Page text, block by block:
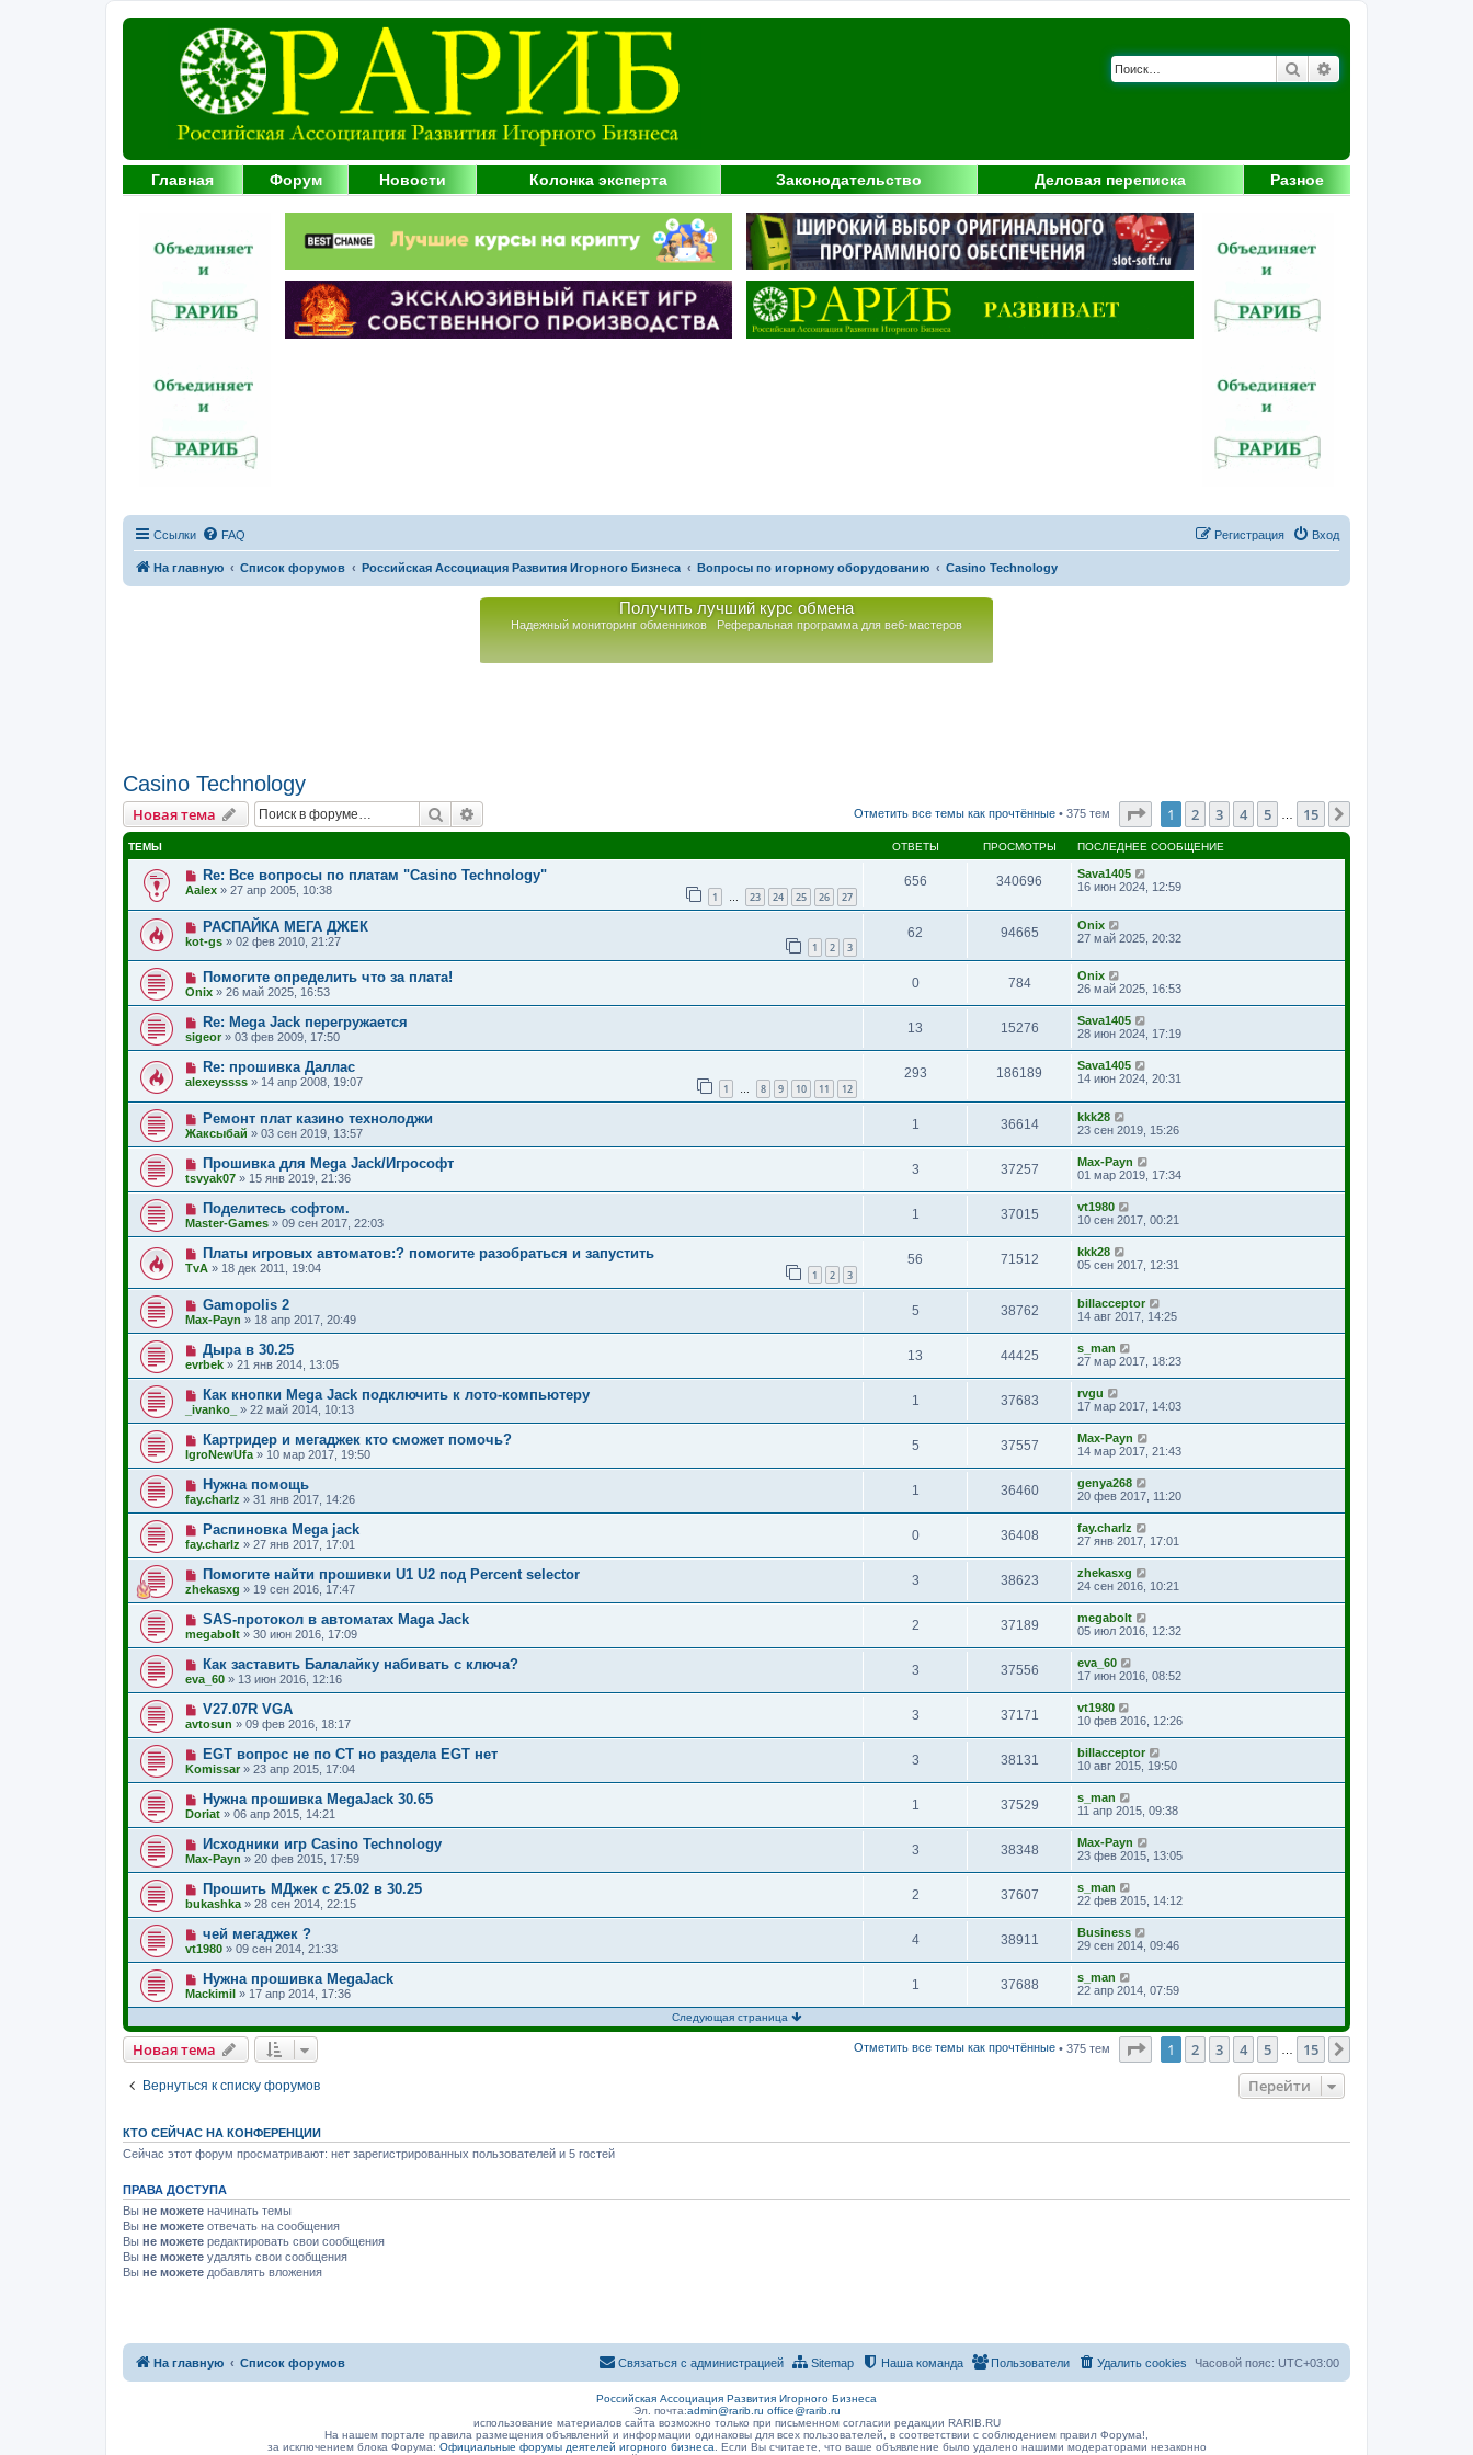
Поиск
Главная Форум Новости Колонка эксперта Законодательство Деловая переписка Разное
Ссылки FAQ Вход
Регистрация
На главную Список форумов Российская Ассоциация Развития Игорного Бизнеса Вопросы по игорному оборудованию Casino Technology
Получить лучший курс обмена
Надежный мониторинг обменников Реферальная программа для веб-мастеров
Casino Technology
Новая тема Поиск Отметить все темы как прочтённые • 375 тем Страница1 из 15
1 2 3 4 5 15
ТЕМЫ ОТВЕТЫ ПРОСМОТРЫ ПОСЛЕДНЕЕ СООБЩЕНИЕ
Re: Все вопросы по платам "Casino Technology"
Aalex » 27 апр 2005, 10:38 1 … 23 24 25 26 27
656 340696
Sava1405
16 июн 2024, 12:59
РАСПАЙКА МЕГА ДЖЕК
kot-gs » 02 фев 2010, 21:27 1 2 3
62 94665
Onix
27 май 2025, 20:32
Помогите определить что за плата!
Onix » 26 май 2025, 16:53
0 784
Onix
26 май 2025, 16:53
Re: Mega Jack перегружается
sigeor » 03 фев 2009, 17:50
13 15276
Sava1405
28 июн 2024, 17:19
Re: прошивка Даллас
alexeyssss » 14 апр 2008, 19:07 1 … 8 9 10 11 12
293 186189
Sava1405
14 июн 2024, 20:31
Ремонт плат казино технолоджи
Жаксыбай » 03 сен 2019, 13:57
1 36614
kkk28
23 сен 2019, 15:26
Прошивка для Mega Jack/Игрософт
tsvyak07 » 15 янв 2019, 21:36
3 37257
Max-Payn
01 мар 2019, 17:34
Поделитесь софтом.
Master-Games » 09 сен 2017, 22:03
1 37015
vt1980
10 сен 2017, 00:21
Платы игровых автоматов:? помогите разобраться и запустить
TvA » 18 дек 2011, 19:04 1 2 3
56 71512
kkk28
05 сен 2017, 12:31
Gamopolis 2
Max-Payn » 18 апр 2017, 20:49
5 38762
billacceptor
14 авг 2017, 14:25
Дыра в 30.25
evrbek » 21 янв 2014, 13:05
13 44425
s_man
27 мар 2017, 18:23
Как кнопки Mega Jack подключить к лото-компьютеру
_ivanko_ » 22 май 2014, 10:13
1 37683
rvgu
17 мар 2017, 14:03
Картридер и мегаджек кто сможет помочь?
IgroNewUfa » 10 мар 2017, 19:50
5 37557
Max-Payn
14 мар 2017, 21:43
Нужна помощь
fay.charlz » 31 янв 2017, 14:26
1 36460
genya268
20 фев 2017, 11:20
Распиновка Mega jack
fay.charlz » 27 янв 2017, 17:01
0 36408
fay.charlz
27 янв 2017, 17:01
Помогите найти прошивки U1 U2 под Percent selector
zhekasxg » 19 сен 2016, 17:47
3 38623
zhekasxg
24 сен 2016, 10:21
SAS-протокол в автоматах Maga Jack
megabolt » 30 июн 2016, 17:09
2 37189
megabolt
05 июл 2016, 12:32
Как заставить Балалайку набивать с ключа?
eva_60 » 13 июн 2016, 12:16
3 37556
eva_60
17 июн 2016, 08:52
V27.07R VGA
avtosun » 09 фев 2016, 18:17
3 37171
vt1980
10 фев 2016, 12:26
EGT вопрос не по СТ но раздела EGT нет
Komissar » 23 апр 2015, 17:04
3 38131
billacceptor
10 авг 2015, 19:50
Нужна прошивка MegaJack 30.65
Doriat » 06 апр 2015, 14:21
1 37529
s_man
11 апр 2015, 09:38
Исходники игр Casino Technology
Max-Payn » 20 фев 2015, 17:59
3 38348
Max-Payn
23 фев 2015, 13:05
Прошить МДжек с 25.02 в 30.25
bukashka » 28 сен 2014, 22:15
2 37607
s_man
22 фев 2015, 14:12
чей мегаджек ?
vt1980 » 09 сен 2014, 21:33
4 38911
Business
29 сен 2014, 09:46
Нужна прошивка MegaJack
Mackimil » 17 апр 2014, 17:36
1 37688
s_man
22 апр 2014, 07:59
Следующая страница
Новая тема Отметить все темы как прочтённые • 375 тем Страница1 из 15
1 2 3 4 5 15
Вернуться к списку форумов Перейти
КТО СЕЙЧАС НА КОНФЕРЕНЦИИ
Сейчас этот форум просматривают: нет зарегистрированных пользователей и 5 гостей
ПРАВА ДОСТУПА
Вы не можете начинать темы
Вы не можете отвечать на сообщения
Вы не можете редактировать свои сообщения
Вы не можете удалять свои сообщения
Вы не можете добавлять вложения
На главную Список форумов Часовой пояс: UTC+03:00
Удалить cookies
Пользователи
Наша команда
Sitemap
Связаться с администрацией
Российская Ассоциация Развития Игорного Бизнеса
Эл. почта:admin@rarib.ru office@rarib.ru
использование материалов сайта возможно только при письменном согласии редакции RARIB.RU
На нашем портале правила размещения объявлений и информации одинаковы для всех пользователей, в соответствии с соблюдением правил Форума!,
за исключением блока Форума: Официальные форумы деятелей игорного бизнеса . Если Вы считаете, что ваше объявление было удалено нашими модераторами незаконно